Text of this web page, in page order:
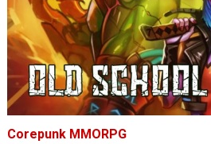
Corepunk MMORPG